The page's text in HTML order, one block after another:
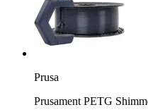
Prusa
Prusament PETG